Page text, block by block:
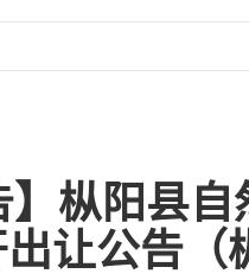
】枞阳县
让公告